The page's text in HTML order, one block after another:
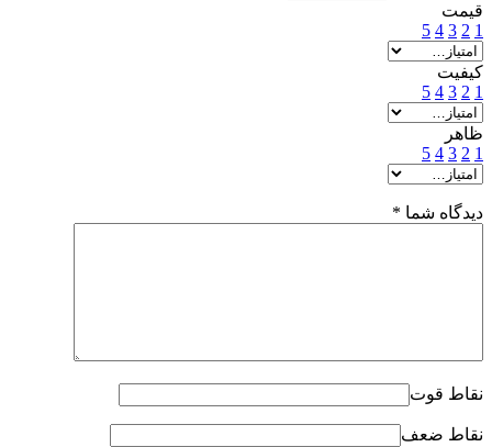
قیمت
1
2
3
4
5
کیفیت
1
2
3
4
5
ظاهر
1
2
3
4
5
دیدگاه شما *
نقاط قوت
نقاط ضعف